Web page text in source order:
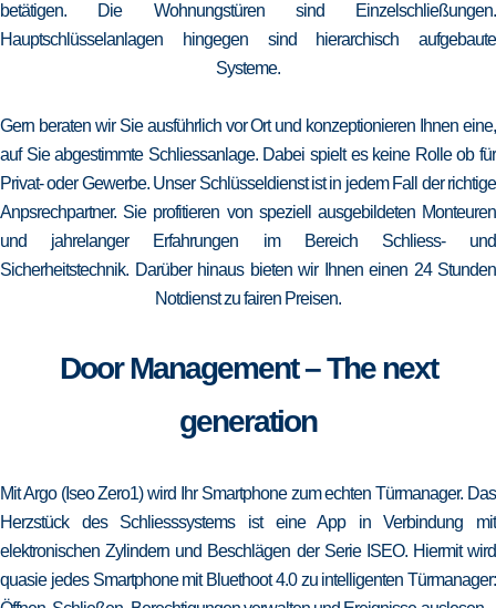
betätigen. Die Wohnungstüren sind Einzelschließungen.
Hauptschlüsselanlagen hingegen sind hierarchisch aufgebaute
Systeme.
Gern beraten wir Sie ausführlich vor Ort und konzeptionieren Ihnen eine,
auf Sie abgestimmte Schliessanlage. Dabei spielt es keine Rolle ob für
Privat- oder Gewerbe. Unser Schlüsseldienst ist in jedem Fall der richtige
Anpsrechpartner. Sie profitieren von speziell ausgebildeten Monteuren
und jahrelanger Erfahrungen im Bereich Schliess- und
Sicherheitstechnik. Darüber hinaus bieten wir Ihnen einen 24 Stunden
Notdienst zu fairen Preisen.
Door Management – The next
generation
Mit Argo (Iseo Zero1) wird Ihr Smartphone zum echten Türmanager. Das
Herzstück des Schliesssystems ist eine App in Verbindung mit
elektronischen Zylindern und Beschlägen der Serie ISEO. Hiermit wird
quasie jedes Smartphone mit Bluethoot 4.0 zu intelligenten Türmanager: